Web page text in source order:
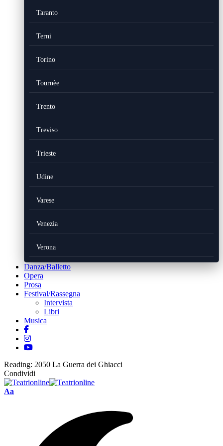
Taranto
Terni
Torino
Tournèe
Trento
Treviso
Trieste
Udine
Varese
Venezia
Verona
Danza/Balletto
Opera
Prosa
Festival/Rassegna
Intervista
Libri
Musica
Reading: 2050 La Guerra dei Ghiacci
Condividi
Font
Aa